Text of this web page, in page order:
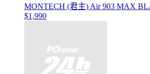
MONTECH (君主) Air 903 MAX
$1,990